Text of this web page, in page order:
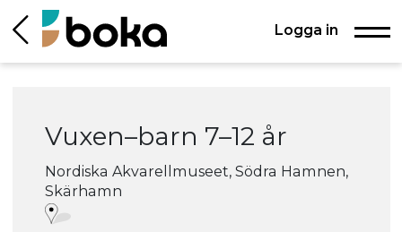
Logga in
Vuxen–barn 7–12 år
Nordiska Akvarellmuseet, Södra Hamnen,
Skärhamn